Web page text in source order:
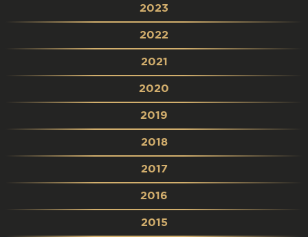
2023
2022
2021
2020
2019
2018
2017
2016
2015